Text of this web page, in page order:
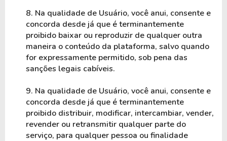
8. Na qualidade de Usuário, você anui, consente e
concorda desde já que é terminantemente
proibido baixar ou reproduzir de qualquer outra
maneira o conteúdo da plataforma, salvo quando
for expressamente permitido, sob pena das
sanções legais cabíveis.
9. Na qualidade de Usuário, você anui, consente e
concorda desde já que é terminantemente
proibido distribuir, modificar, intercambiar, vender,
revender ou retransmitir qualquer parte do
serviço, para qualquer pessoa ou finalidade